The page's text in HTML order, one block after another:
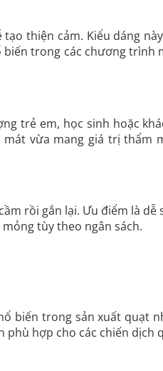
thiện cảm. Kiểu dáng
trong các chương trình
trẻ em, học sinh hoặc
vừa mang giá trị thẩm
rồi gắn lại. Ưu điểm là dễ
tùy theo ngân sách.
biến trong sản xuất quạt
hợp cho các chiến dịch